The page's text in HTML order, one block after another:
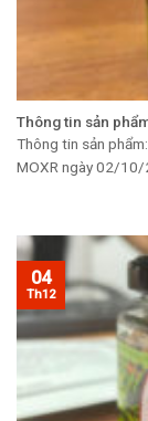
Thông tin sản
Thông tin sản
MOXR ngày 02/10/
04
Th12